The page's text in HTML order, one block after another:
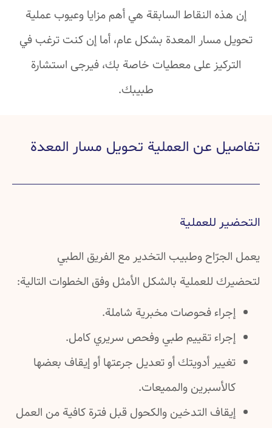
إن هذه النقاط السابقة هي أهم مزايا وعيوب عملية
تحويل مسار المعدة بشكل عام، أما إن كنت ترغب في
التركيز على معطيات خاصة بك، فيرجى استشارة
طبيبك.
تفاصيل عن العملية تحويل مسار المعدة
التحضير للعملية
يعمل الجرّاح وطبيب التخدير مع الفريق الطبي
لتحضيرك للعملية بالشكل الأمثل وفق الخطوات التالية:
إجراء فحوصات مخبرية شاملة.
إجراء تقييم طبي وفحص سريري كامل.
تغيير أدويتك أو تعديل جرعتها أو إيقاف بعضها
كالأسبرين والمميعات.
إيقاف التدخين والكحول قبل فترة كافية من العمل